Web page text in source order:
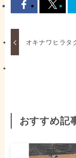
オキナワヒラタ
おすすめ記